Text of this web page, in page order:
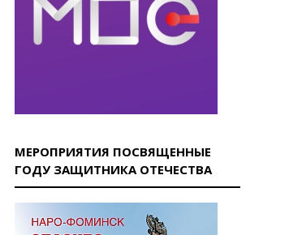
МЕРОПРИЯТИЯ ПОСВЯЩЕННЫЕ
ГОДУ ЗАЩИТНИКА ОТЕЧЕСТВА